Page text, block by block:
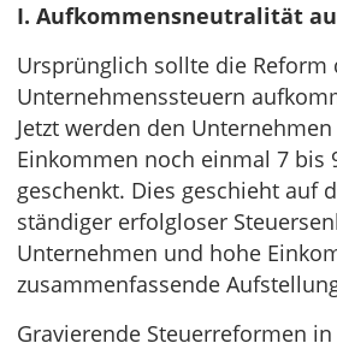
I. Aufkommensneutralität
Ursprünglich sollte die Reform
Unternehmenssteuern
Jetzt werden den
Einkommen noch einmal 7 bis
geschenkt. Dies geschieht auf
ständiger erfolgloser
Unternehmen und hohe
zusammenfassende
Gravierende Steuerreformen